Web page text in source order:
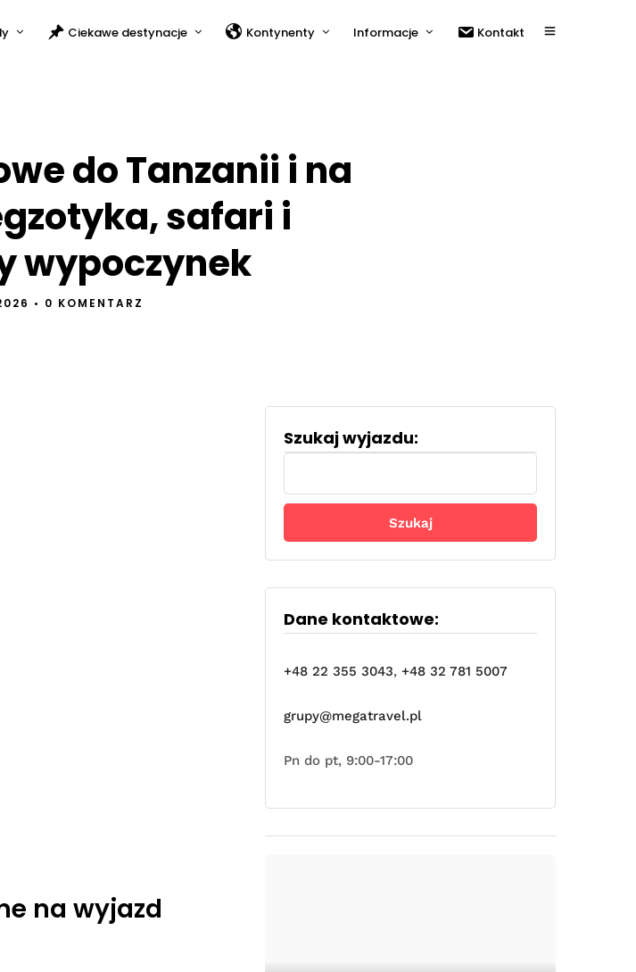
Ciekawe destynacje Kontynenty Informacje Kontakt
do Tanzanii i na
safari i
wypoczynek
• 0 KOMENTARZ
na wyjazd
Szukaj wyjazdu:
Szukaj:
Dane kontaktowe:
+48 22 355 3043,+48 32 781 5007
grupy@megatravel.pl
Pn do pt, 9:00-17:00